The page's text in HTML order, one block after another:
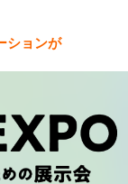
Nagoya
ションが